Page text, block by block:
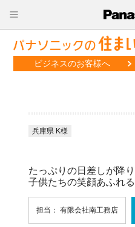
ビジネスのお客様へ
兵庫県 K様
たっぷりの日差しが降り
子供たちの笑顔あふれ
担当： 有限会社南工務店